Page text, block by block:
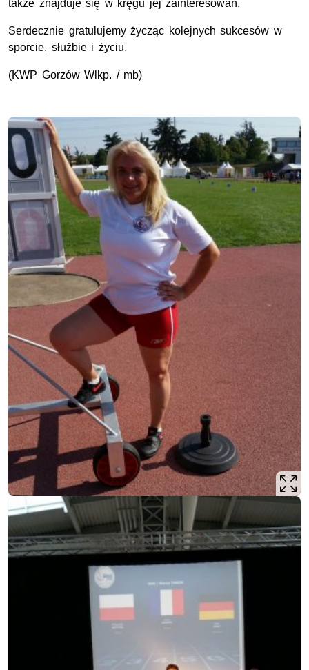
także znajduje się w kręgu jej zainteresowań.
Serdecznie gratulujemy życząc kolejnych sukcesów w
sporcie, służbie i życiu.
(KWP Gorzów Wlkp. / mb)